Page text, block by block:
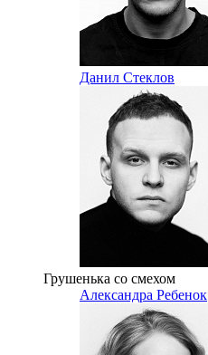
Данил Стеклов
Грушенька со смехом
Александра Ребенок